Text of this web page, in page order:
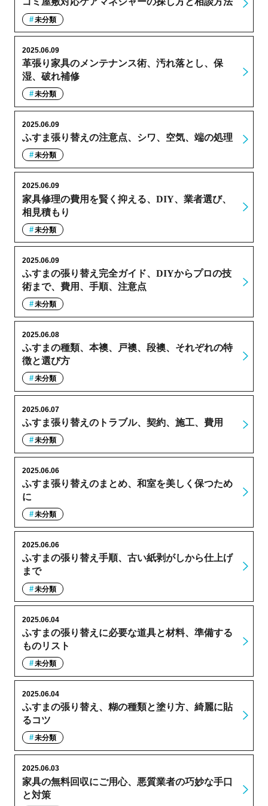
未分類
革張り家具のメンテナンス術、汚れ落とし、保
湿、破れ補修
2025.06.09
未分類
ふすま張り替えの注意点、シワ、空気、端の処理
2025.06.09
未分類
家具修理の費用を賢く抑える、DIY、業者選び、
相見積もり
2025.06.09
未分類
ふすまの張り替え完全ガイド、DIYからプロの技
術まで、費用、手順、注意点
2025.06.09
未分類
ふすまの種類、本襖、戸襖、段襖、それぞれの特
徴と選び方
2025.06.08
未分類
ふすま張り替えのトラブル、契約、施工、費用
2025.06.07
未分類
ふすま張り替えのまとめ、和室を美しく保つため
に
2025.06.06
未分類
ふすまの張り替え手順、古い紙剥がしから仕上げ
まで
2025.06.06
未分類
ふすまの張り替えに必要な道具と材料、準備する
ものリスト
2025.06.04
未分類
ふすまの張り替え、糊の種類と塗り方、綺麗に貼
るコツ
2025.06.04
未分類
家具の無料回収にご用心、悪質業者の巧妙な手口
と対策
2025.06.03